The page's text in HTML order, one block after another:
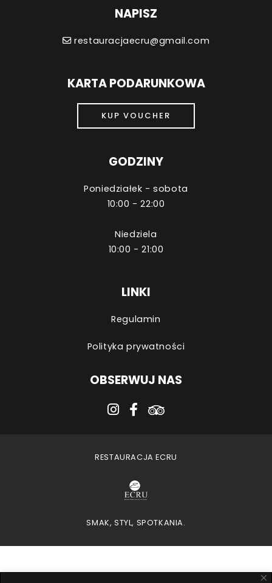
NAPISZ
restauracjaecru@gmail.com
KARTA PODARUNKOWA
KUP VOUCHER
GODZINY
Poniedziałek - sobota
10:00 - 22:00
Niedziela
10:00 - 21:00
LINKI
Regulamin
Polityka prywatności
OBSERWUJ NAS
instagram
facebook-f
tripadvisor
RESTAURACJA ECRU
SMAK, STYL, SPOTKANIA.